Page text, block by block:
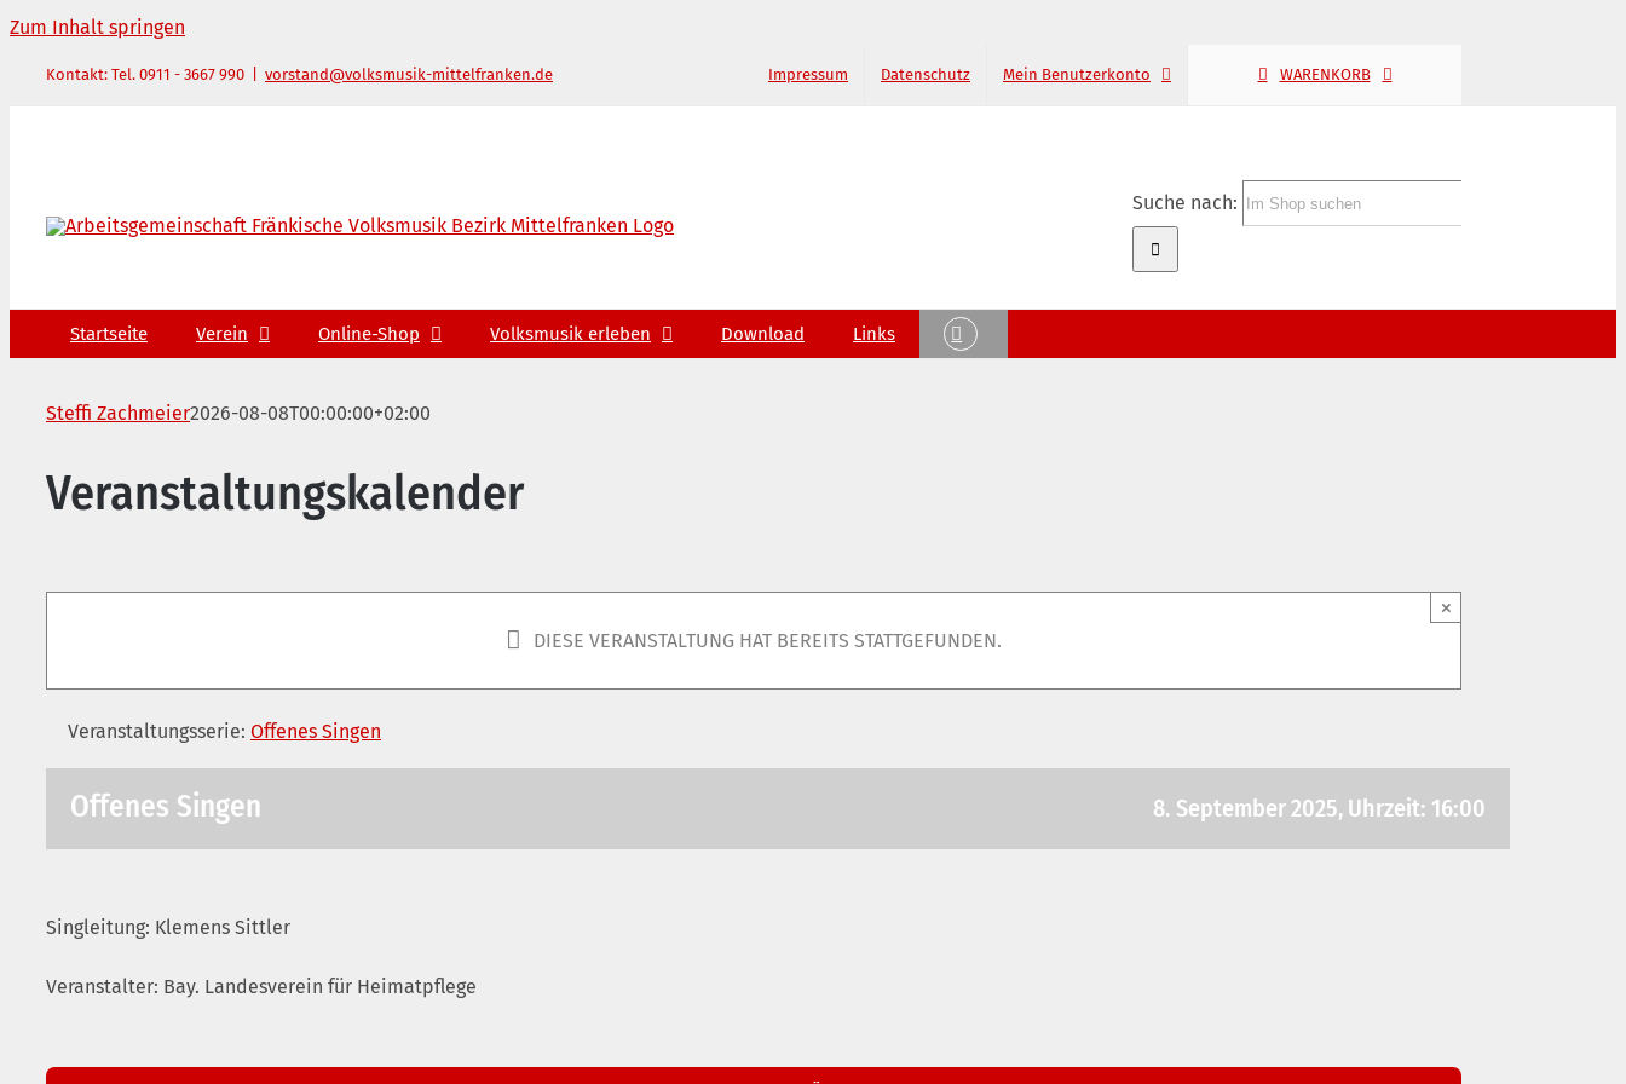
Zum Inhalt springen
Kontakt: Tel. 0911 - 3667 990 vorstand@volksmusik-mittelfranken.de Impressum Datenschutz Mein Benutzerkonto WARENKORB
Suche nach:
Startseite Verein Online-Shop Volksmusik erleben Download Links
Steffi Zachmeier2026-08-08T00:00:00+02:00
Veranstaltungskalender
DIESE VERANSTALTUNG HAT BEREITS STATTGEFUNDEN.
×
Veranstaltungsserie: Offenes Singen
Offenes Singen 8. September 2025, Uhrzeit: 16:00
Singleitung: Klemens Sittler
Veranstalter: Bay. Landesverein für Heimatpflege